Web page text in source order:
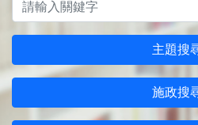
主題搜
施政搜